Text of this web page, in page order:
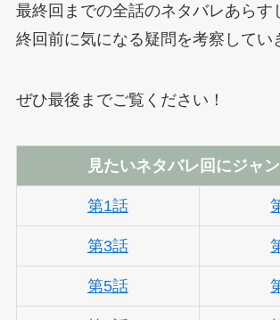
最終回までの全話のネタバレあらす
終回前に気になる疑問を考察してい
ぜひ最後までご覧ください！
見たいネタバレ回にジャン
第1話
第3話
第5話